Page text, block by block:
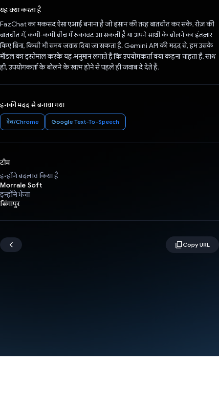
यह क्या करता है
FazChat का मकसद ऐसा एआई बनाना है जो इंसान की तरह बातचीत कर सके. रोज़ की
बातचीत में, कभी-कभी बीच में रुकावट आ सकती है या अपने साथी के बोलने का इंतज़ार
किए बिना, किसी भी समय जवाब दिया जा सकता है. Gemini API की मदद से, हम उसके
मॉडल का इस्तेमाल करके यह अनुमान लगाते हैं कि उपयोगकर्ता क्या कहना चाहता है. साथ
ही, उपयोगकर्ता के बोलने के खत्म होने से पहले ही जवाब दे देते हैं.
इनकी मदद से बनाया गया
वेब/Chrome Google Text-To-Speech
टीम
इन्होंने बदलाव किया है
Morrale Soft
इन्होंने भेजा
सिंगापुर